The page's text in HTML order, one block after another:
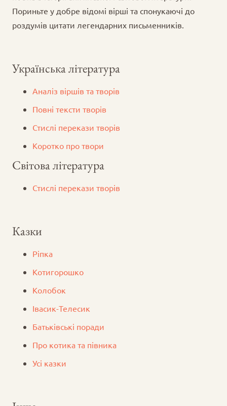
Пориньте у добре відомі вірші та спонукаючі до
роздумів цитати легендарних письменників.
Українська література
Аналіз віршів та творів
Повні тексти творів
Стислі перекази творів
Коротко про твори
Світова література
Стислі перекази творів
Казки
Ріпка
Котигорошко
Колобок
Iвасик-Телесик
Батьківські поради
Про котика та півника
Усі казки